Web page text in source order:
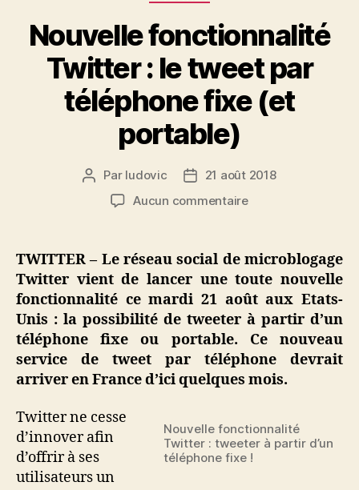
Nouvelle fonctionnalité
Twitter : le tweet par
téléphone fixe (et
portable)
Auteur
l’article
Par ludovic
Date21 août 2018
Aucun commentairesur
Twitter
le
tweet
par
téléphone
fixe
(et
TWITTER – Le réseau social de microblogage
Twitter vient de lancer une toute nouvelle
fonctionnalité ce mardi 21 août aux Etats-
Unis : la possibilité de tweeter à partir d’un
téléphone fixe ou portable. Ce nouveau
service de tweet par téléphone devrait
arriver en France d’ici quelques mois.
Nouvelle fonctionnalité
Twitter : tweeter à partir d’un
téléphone fixe !
Twitter ne cesse
d’innover afin
d’offrir à ses
utilisateurs un